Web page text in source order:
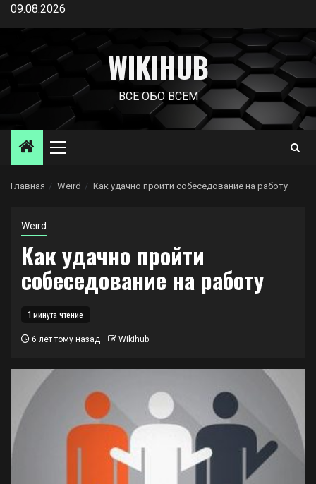
Перейти
содержимому
09.08.2026
WIKIHUB
ВСЕ ОБО ВСЕМ
Основное
Главная Weird Как удачно пройти собеседование на работу
Weird
Как удачно пройти
собеседование на работу
1 минута чтение
6 лет тому назад Wikihub